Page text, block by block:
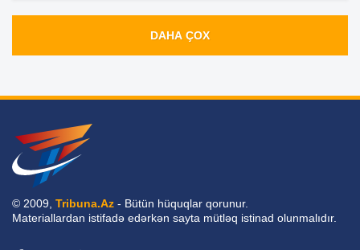
DAHA ÇOX
© 2009, Tribuna.Az - Bütün hüquqlar qorunur.
Materiallardan istifadə edərkən sayta mütləq istinad olunmalıdır.